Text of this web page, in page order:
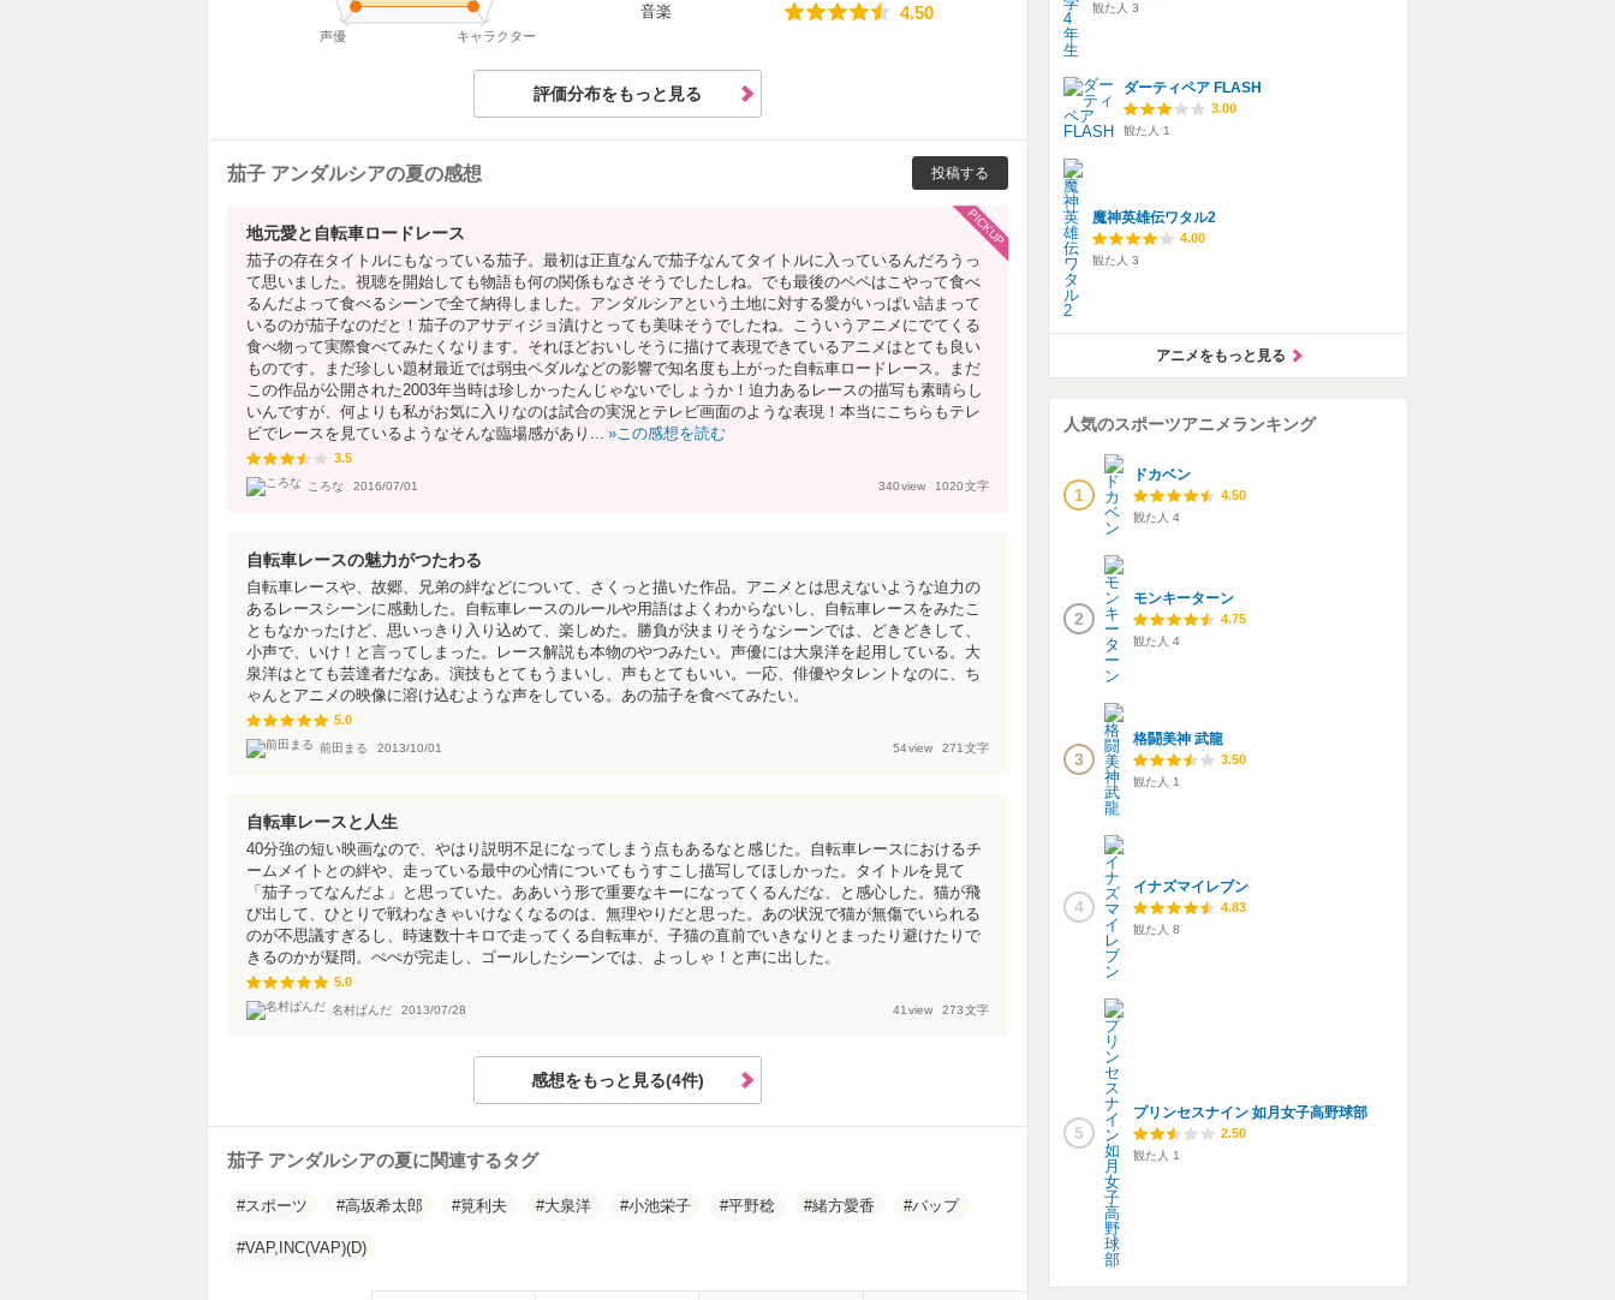
キャラクター
声優
音楽 4.50
4.50
評価分布をもっと見る
茄子 アンダルシアの夏の感想 投稿する
地元愛と自転車ロードレース
茄子の存在タイトルにもなっている茄子。最初は正直なんで茄子なんてタイトルに入っているんだろうっ
て思いました。視聴を開始しても物語も何の関係もなさそうでしたしね。でも最後のペペはこやって食べ
るんだよって食べるシーンで全て納得しました。アンダルシアという土地に対する愛がいっぱい詰まって
いるのが茄子なのだと！茄子のアサディジョ漬けとっても美味そうでしたね。こういうアニメにでてくる
食べ物って実際食べてみたくなります。それほどおいしそうに描けて表現できているアニメはとても良い
ものです。まだ珍しい題材最近では弱虫ペダルなどの影響で知名度も上がった自転車ロードレース。まだ
この作品が公開された2003年当時は珍しかったんじゃないでしょうか！迫力あるレースの描写も素晴らし
いんですが、何よりも私がお気に入りなのは試合の実況とテレビ画面のような表現！本当にこちらもテレ
ビでレースを見ているようなそんな臨場感があり...
この感想を読む
3.5
3.5
ころな 2016/07/01 340view 1020文字
PICKUP
自転車レースの魅力がつたわる
自転車レースや、故郷、兄弟の絆などについて、さくっと描いた作品。アニメとは思えないような迫力の
あるレースシーンに感動した。自転車レースのルールや用語はよくわからないし、自転車レースをみたこ
ともなかったけど、思いっきり入り込めて、楽しめた。勝負が決まりそうなシーンでは、どきどきして、
小声で、いけ！と言ってしまった。レース解説も本物のやつみたい。声優には大泉洋を起用している。大
泉洋はとても芸達者だなあ。演技もとてもうまいし、声もとてもいい。一応、俳優やタレントなのに、ち
ゃんとアニメの映像に溶け込むような声をしている。あの茄子を食べてみたい。
5.0
5.0
前田まる 2013/10/01 54view 271 文字
自転車レースと人生
40分強の短い映画なので、やはり説明不足になってしまう点もあるなと感じた。自転車レースにおけるチ
ームメイトとの絆や、走っている最中の心情についてもうすこし描写してほしかった。タイトルを見て
「茄子ってなんだよ」と思っていた。ああいう形で重要なキーになってくるんだな、と感心した。猫が飛
び出して、ひとりで戦わなきゃいけなくなるのは、無理やりだと思った。あの状況で猫が無傷でいられる
のが不思議すぎるし、時速数十キロで走ってくる自転車が、子猫の直前でいきなりとまったり避けたりで
きるのかが疑問。ぺぺが完走し、ゴールしたシーンでは、よっしゃ！と声に出した。
5.0
5.0
名村ぱんだ 2013/07/28 41 view 273文字
感想をもっと見る(4件)
茄子 アンダルシアの夏に関連するタグ
スポーツ 高坂希太郎 筧利夫 大泉洋 小池栄子 平野稔 緒方愛香 バップ
VAP,INC(VAP)(D)
観た人 3
ダーティペア FLASH
3.00
観た人 1
魔神英雄伝ワタル2
4.00
観た人 3
アニメをもっと見る
人気のスポーツアニメランキング
1
ドカベン
4.50
観た人 4
2
モンキーターン
4.75
観た人 4
3
格闘美神 武龍
3.50
観た人 1
4
イナズマイレブン
4.83
観た人 8
5
プリンセスナイン 如月女子高野球部
2.50
観た人 1